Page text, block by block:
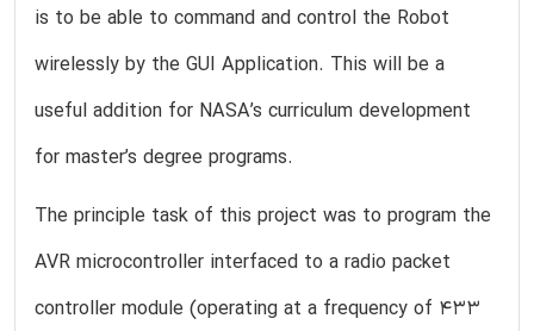
is to be able to command and control the Robot
wirelessly by the GUI Application. This will be a
useful addition for NASA’s curriculum development
for master’s degree programs.
The principle task of this project was to program the
AVR microcontroller interfaced to a radio packet
controller module (operating at a frequency of 433